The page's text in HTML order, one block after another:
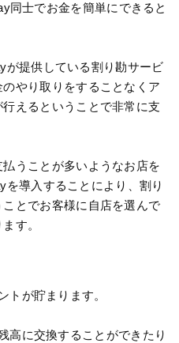
同士でお金を簡単にできると
が提供している割り勘サービ
やり取りをすることなくア
えるということで非常に支
うことが多いようなお店を
導入することにより、割り
とでお客様に自店を選んで
す。
トが貯まります。
高に交換することができたり